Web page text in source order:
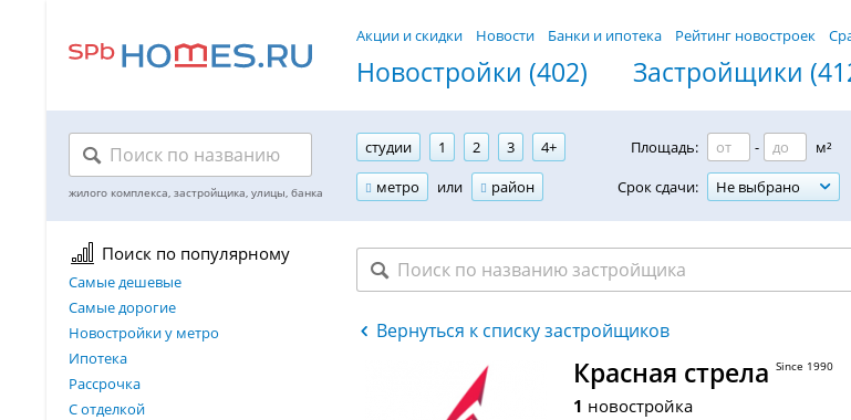
Акции и скидки Новости Банки и ипотека Рейтинг новостроек
Новостройки (402) Застройщики
студии 1 2 3
4+
метро
или район
Площадь: -
м²
Срок сдачи:
Не выбрано
Поиск по популярному
Самые дешевые
Самые дорогие
Новостройки у метро
Ипотека
Рассрочка
С отделкой
Вернуться к списку застройщиков
Красная стрела Since 1990
1 новостройка